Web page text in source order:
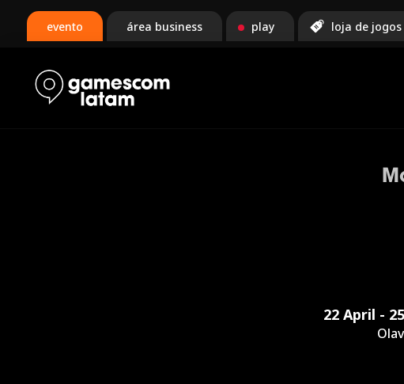
evento área business play loja de jogos
22 April -